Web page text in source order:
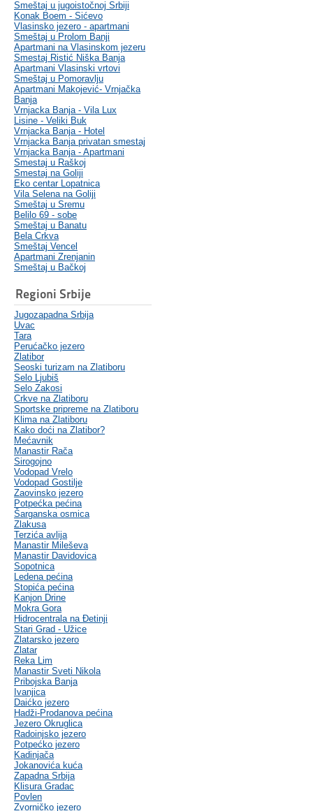
Smeštaj u jugoistočnoj Srbiji
Konak Boem - Sićevo
Vlasinsko jezero - apartmani
Smeštaj u Prolom Banji
Apartmani na Vlasinskom jezeru
Smestaj Ristić Niška Banja
Apartmani Vlasinski vrtovi
Smeštaj u Pomoravlju
Apartmani Makojević- Vrnjačka
Banja
Vrnjacka Banja - Vila Lux
Lisine - Veliki Buk
Vrnjacka Banja - Hotel
Vrnjacka Banja privatan smestaj
Vrnjacka Banja - Apartmani
Smestaj u Raškoj
Smestaj na Goliji
Eko centar Lopatnica
Vila Selena na Goliji
Smeštaj u Sremu
Belilo 69 - sobe
Smeštaj u Banatu
Bela Crkva
Smeštaj Vencel
Apartmani Zrenjanin
Smeštaj u Bačkoj
Regioni Srbije
Jugozapadna Srbija
Uvac
Tara
Perućačko jezero
Zlatibor
Seoski turizam na Zlatiboru
Selo Ljubiš
Selo Zakosi
Crkve na Zlatiboru
Sportske pripreme na Zlatiboru
Klima na Zlatiboru
Kako doći na Zlatibor?
Mećavnik
Manastir Rača
Sirogojno
Vodopad Vrelo
Vodopad Gostilje
Zaovinsko jezero
Potpećka pećina
Šarganska osmica
Zlakusa
Terzića avlija
Manastir Mileševa
Manastir Davidovica
Sopotnica
Ledena pećina
Stopića pećina
Kanjon Drine
Mokra Gora
Hidrocentrala na Đetinji
Stari Grad - Užice
Zlatarsko jezero
Zlatar
Reka Lim
Manastir Sveti Nikola
Pribojska Banja
Ivanjica
Daićko jezero
Hadži-Prodanova pećina
Jezero Okruglica
Radoinjsko jezero
Potpećko jezero
Kadinjača
Jokanovića kuća
Zapadna Srbija
Klisura Gradac
Povlen
Zvorničko jezero